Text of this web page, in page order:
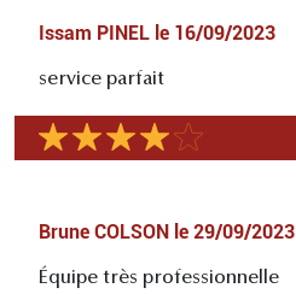
Issam PINEL le 16/09/2023
service parfait
Brune COLSON le 29/09/2023
Équipe très professionnelle